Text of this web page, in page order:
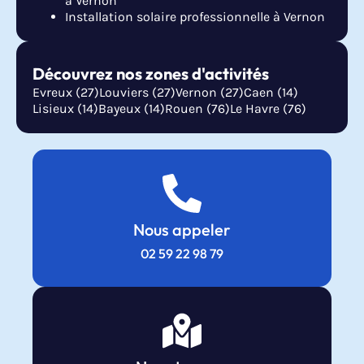
Installation solaire professionnelle à Vernon
Découvrez nos zones d'activités
Evreux (27)Louviers (27)Vernon (27)Caen (14)
Lisieux (14)Bayeux (14)Rouen (76)Le Havre (76)
Nous appeler
02 59 22 98 79